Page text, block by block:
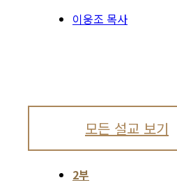
이웅조 목사
모든 설교 보기
2부